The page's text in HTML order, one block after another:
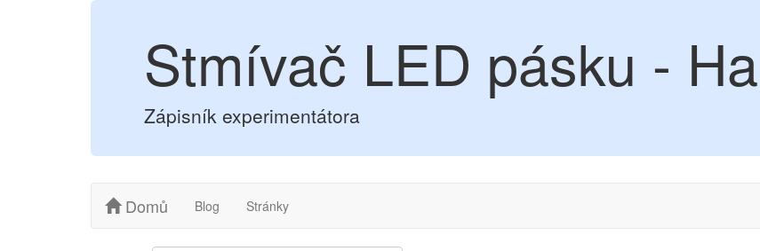
Stmívač LED pásku -
Zápisník experimentátora
Domů Blog Stránky